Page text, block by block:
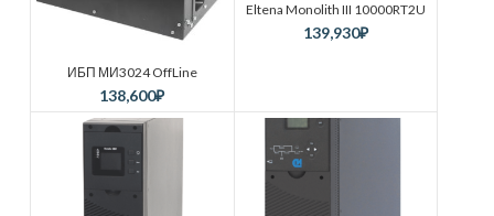
ИБП МИ3024 OffLine
138,600₽
Eltena Monolith III 10000RT2U
139,930₽